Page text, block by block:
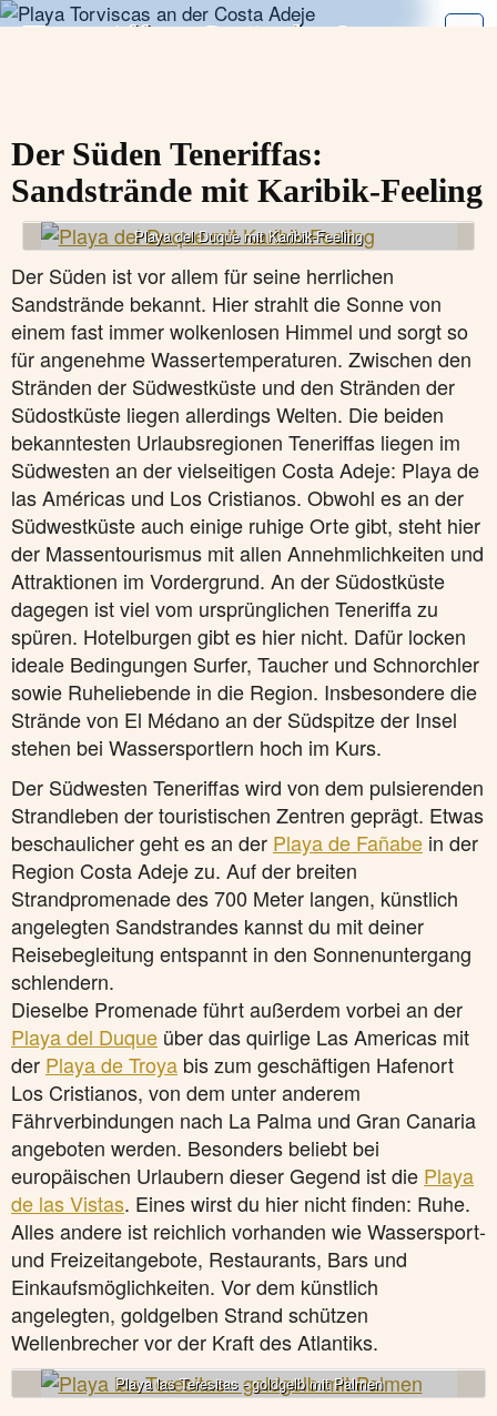
Zum
Teneriffa - Strände &
Der Süden Teneriffas:
Sandstrände mit Karibik-Feeling
Playa del Duque mit Karibik-Feeling
Der Süden ist vor allem für seine herrlichen
Sandstrände bekannt. Hier strahlt die Sonne von
einem fast immer wolkenlosen Himmel und sorgt so
für angenehme Wassertemperaturen. Zwischen den
Stränden der Südwestküste und den Stränden der
Südostküste liegen allerdings Welten. Die beiden
bekanntesten Urlaubsregionen Teneriffas liegen im
Südwesten an der vielseitigen Costa Adeje: Playa de
las Américas und Los Cristianos. Obwohl es an der
Südwestküste auch einige ruhige Orte gibt, steht hier
der Massentourismus mit allen Annehmlichkeiten und
Attraktionen im Vordergrund. An der Südostküste
dagegen ist viel vom ursprünglichen Teneriffa zu
spüren. Hotelburgen gibt es hier nicht. Dafür locken
ideale Bedingungen Surfer, Taucher und Schnorchler
sowie Ruheliebende in die Region. Insbesondere die
Strände von El Médano an der Südspitze der Insel
stehen bei Wassersportlern hoch im Kurs.
Der Südwesten Teneriffas wird von dem pulsierenden
Strandleben der touristischen Zentren geprägt. Etwas
beschaulicher geht es an der Playa de Fañabe in der
Region Costa Adeje zu. Auf der breiten
Strandpromenade des 700 Meter langen, künstlich
angelegten Sandstrandes kannst du mit deiner
Reisebegleitung entspannt in den Sonnenuntergang
schlendern.
Dieselbe Promenade führt außerdem vorbei an der
Playa del Duque über das quirlige Las Americas mit
der Playa de Troya bis zum geschäftigen Hafenort
Los Cristianos, von dem unter anderem
Fährverbindungen nach La Palma und Gran Canaria
angeboten werden. Besonders beliebt bei
europäischen Urlaubern dieser Gegend ist die Playa
de las Vistas. Eines wirst du hier nicht finden: Ruhe.
Alles andere ist reichlich vorhanden wie Wassersport-
und Freizeitangebote, Restaurants, Bars und
Einkaufsmöglichkeiten. Vor dem künstlich
angelegten, goldgelben Strand schützen
Wellenbrecher vor der Kraft des Atlantiks.
Playa las Teresitas - goldgelb mit Palmen